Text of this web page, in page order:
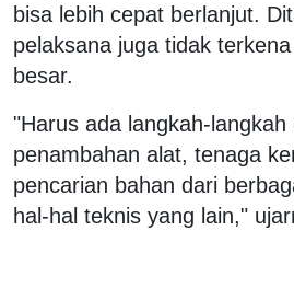
bisa lebih cepat berlanjut.
pelaksana juga tidak
besar.
"Harus ada langkah-
penambahan alat, tenaga
pencarian bahan dari
hal-hal teknis yang lain,"